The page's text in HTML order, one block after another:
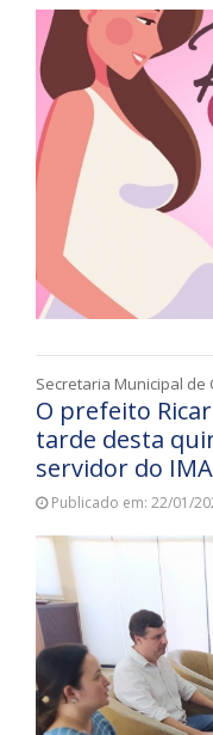
Secretaria Municipal de
O prefeito
tarde desta
servidor do
Publicado em: 22/01/